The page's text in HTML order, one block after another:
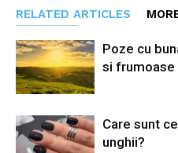
RELATED ARTICLES
Poze cu
si frumoase
Care sunt
unghii?